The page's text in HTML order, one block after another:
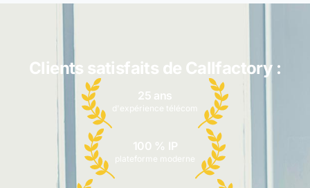
Clients satisfaits de Callfactory :
25 ans
d'expérience télécom
100 % IP
plateforme moderne